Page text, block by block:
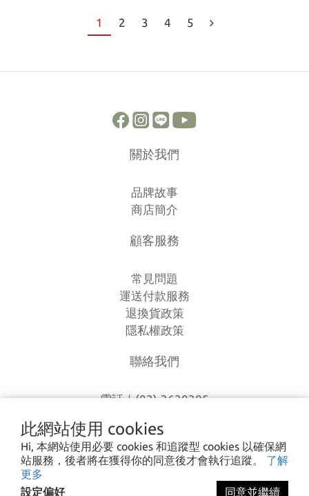
此網站使用 cookies
Hi, 本網站使用必要 cookies 和追蹤型 cookies 以確保網
站服務，後者將在獲得你的同意後才會執行追蹤。 了解
更多
設定偏好
同意並繼續
1 2 3 4 5
關於我們
品牌故事
商店簡介
顧客服務
常見問題
運送付款服務
退換貨政策
隱私權政策
聯絡我們
電話｜(03)-3630385
信箱｜loverlien@gmail.com
地址｜桃園市八德區和平路1168巷7號